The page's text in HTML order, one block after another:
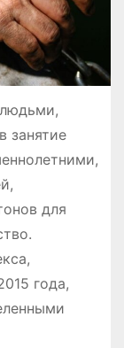
занятие
для
года,